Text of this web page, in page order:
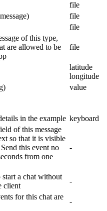
file
file
file
of this type,
are allowed to be
file
latitude
longitude
value
in the example keyboard
of this message
so that it is visible
this event no
from one
-
start a chat without
client
-
for this chat are
-